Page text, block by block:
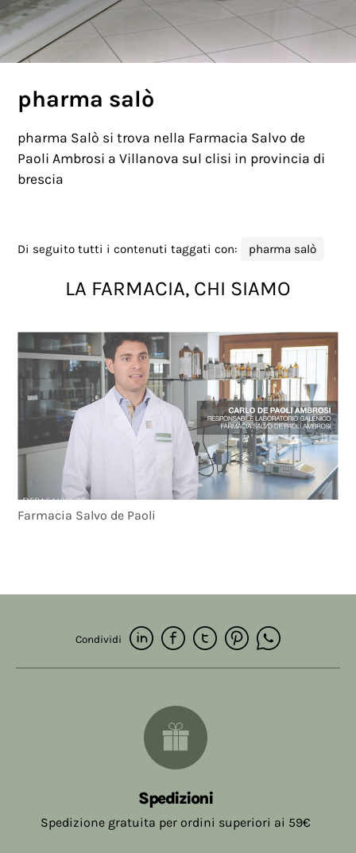
pharma salò
pharma Salò si trova nella Farmacia Salvo de
Paoli Ambrosi a Villanova sul clisi in provincia di
brescia
Di seguito tutti i contenuti taggati con: pharma salò
LA FARMACIA, CHI SIAMO
Farmacia Salvo de Paoli
Condividi
Spedizioni
Spedizione gratuita per ordini superiori ai 59€